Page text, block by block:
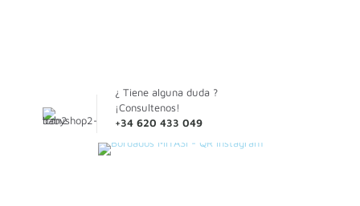
+34 620 433 049
¿ Tiene alguna duda ?
¡Consultenos!